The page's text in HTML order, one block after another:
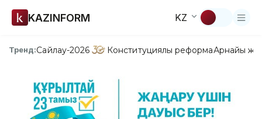
KAZINFORM KZ
Тренд:Сайлау-2026 Конституциялық реформаАрнайы